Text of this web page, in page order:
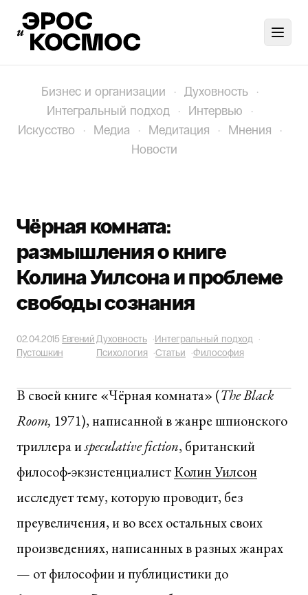
Бизнес и организации · Духовность ·
Интегральный подход · Интервью
·
Искусство
· Медиа · Медитация · Мнения
·
Новости
Чёрная комната:
размышления о книге
Колина Уилсона и проблеме
свободы сознания
02.04.2015 Евгений
Пустошкин
Духовность ·Интегральный подход ·
Психология ·Статьи ·Философия
В своей книге «Чёрная комната» (The Black
Room, 1971), написанной в жанре шпионского
триллера иspeculative fiction, британский
философ-экзистенциалистКолин Уилсон
исследует тему, которую проводит, без
преувеличения, и во всех остальных своих
произведениях, написанных в разных жанрах
— от философии и публицистики до